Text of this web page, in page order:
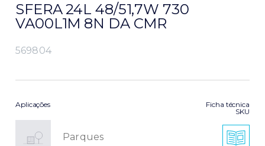
SFERA 24L 48/51,7W 730
VA00L1M 8N DA CMR
569804
Aplicações
Parques
Ficha técnica
SKU